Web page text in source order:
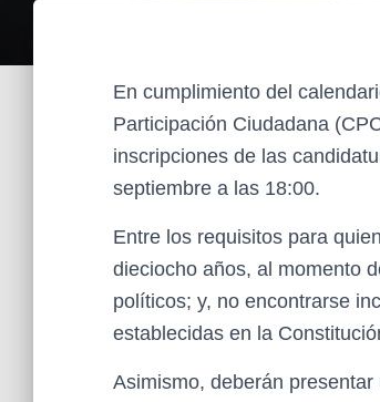
En cumplimiento del
Participación Ciudadana
inscripciones de las
septiembre a las 18:00.
Entre los requisitos para
dieciocho años, al momento
políticos; y, no encontrarse
establecidas en la
Asimismo, deberán